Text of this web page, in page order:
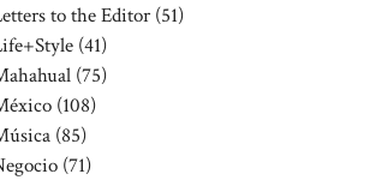
to the Editor (51)
(41)
(75)
(108)
(85)
(71)